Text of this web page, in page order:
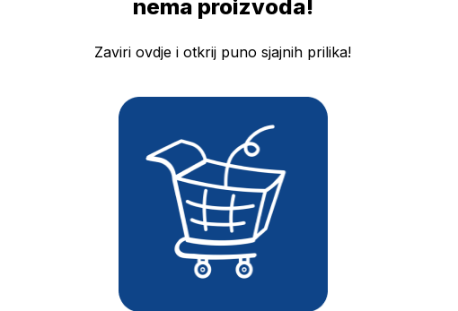
nema proizvoda!
Zaviri ovdje i otkrij puno sjajnih prilika!